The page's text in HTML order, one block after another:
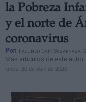
la Pobreza
y el norte de
coronavirus
Por Facundo Caín Sagárnaga
Más artículos de este autor
lunes, 20 de abril de 2020